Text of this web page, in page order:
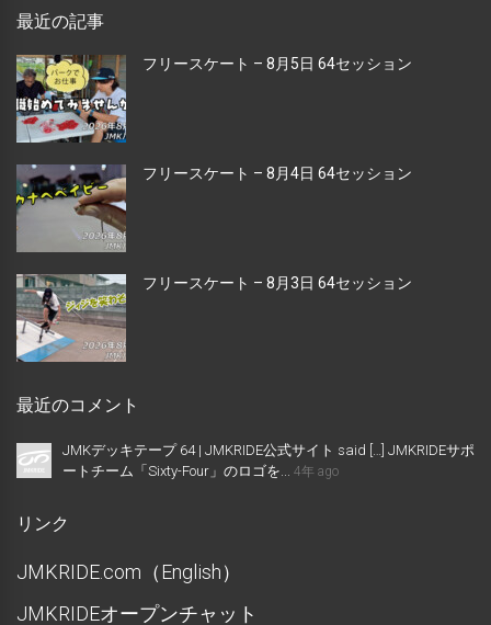
最近の記事
フリースケート – 8月5日 64セッション
フリースケート – 8月4日 64セッション
フリースケート – 8月3日 64セッション
最近のコメント
JMKデッキテープ 64 | JMKRIDE公式サイト said […] JMKRIDEサポ
ートチーム「Sixty-Four」のロゴを...
4年 ago
リンク
JMKRIDE.com（English）
JMKRIDEオープンチャット